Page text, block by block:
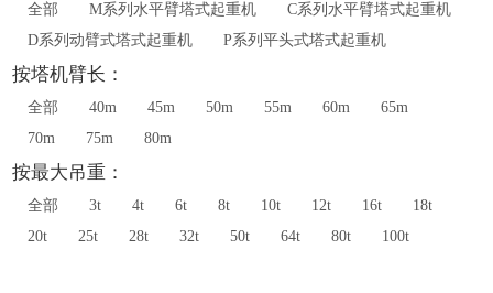
全部 M系列水平臂塔式起重机
C系列水平臂塔式起重机
D系列动臂式塔式起重机
P系列平头式塔式起重机
按塔机臂长：
全部 40m 45m 50m 55m 60m
65m
70m
75m 80m
按最大吊重：
全部 3t 4t 6t 8t 10t 12t 16t
18t
20t
25t 28t 32t 50t 64t 80t 100t